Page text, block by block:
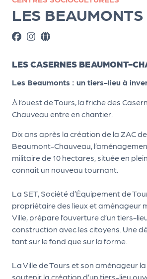
LES BEAUMONTS
LES CASERNES BEAUMONT-
Les Beaumonts : un tiers-lieu à
À l’ouest de Tours, la friche des
Chauveau entre en chantier.
Dix ans après la création de la ZAC
Beaumont-Chauveau,
militaire de 10 hectares, située en
connaît un nouveau tournant.
La SET, Société d’Équipement de
propriétaire des lieux et aménageur
Ville, prépare l’ouverture d’un tiers-
construction avec les citoyens. Une
tant sur le fond que sur la forme.
La Ville de Tours et son aménageur
soutenir la création d’un tiers-lieu
ns
PR
O
G!
PR
G!
Ma
g
Sui
vr
e
le
PR
G!